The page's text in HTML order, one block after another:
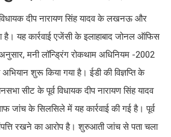
दीप नारायण सिंह यादव के लखनऊ और
है। यह कार्रवाई एजेंसी के इलाहाबाद जोनल ऑफिस
मनी लॉन्ड्रिंग रोकथाम अधिनियम -2002
शुरू किया गया है। ईडी की विज्ञप्ति के
सीट के पूर्व विधायक दीप नारायण सिंह यादव
जांच के सिलसिले में यह कार्रवाई की गई है। पूर्व
रखने का आरोप है। शुरुआती जांच से पता चला